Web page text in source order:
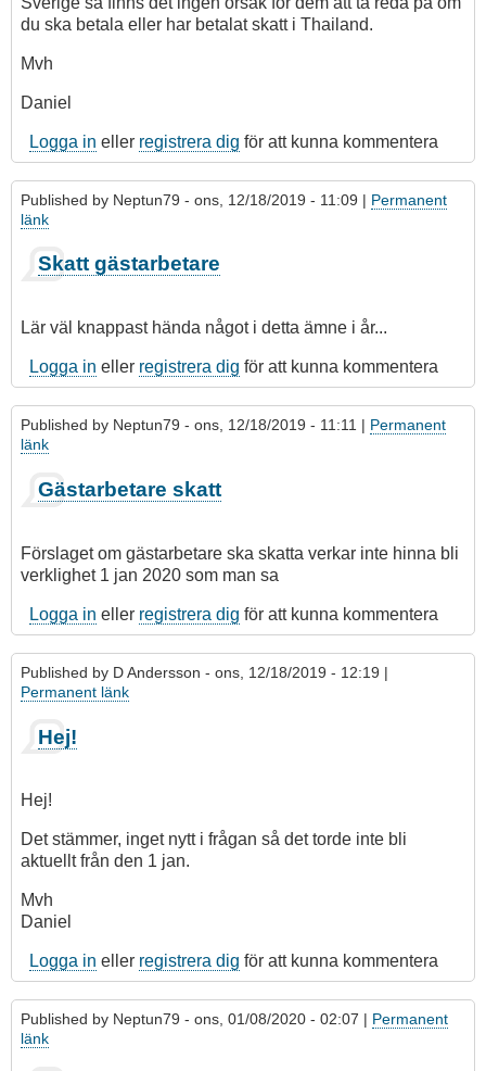
du ska betala eller har betalat skatt i Thailand.
Mvh
Daniel
Logga in eller registrera dig för att kunna kommentera
Published by Neptun79 - ons, 12/18/2019 - 11:09 | Permanent
länk
Skatt gästarbetare
Lär väl knappast hända något i detta ämne i år...
Logga in eller registrera dig för att kunna kommentera
Published by Neptun79 - ons, 12/18/2019 - 11:11 | Permanent
länk
Gästarbetare skatt
Förslaget om gästarbetare ska skatta verkar inte hinna bli
verklighet 1 jan 2020 som man sa
Logga in eller registrera dig för att kunna kommentera
Published by D Andersson - ons, 12/18/2019 - 12:19 |
Permanent länk
Hej!
Hej!
Det stämmer, inget nytt i frågan så det torde inte bli
aktuellt från den 1 jan.
Mvh
Daniel
Logga in eller registrera dig för att kunna kommentera
Published by Neptun79 - ons, 01/08/2020 - 02:07 | Permanent
länk